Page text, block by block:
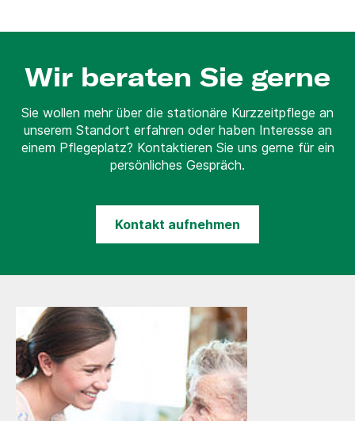
Wir beraten Sie gerne
Sie wollen mehr über die stationäre Kurzzeitpflege an
unserem Standort erfahren oder haben Interesse an
einem Pflegeplatz? Kontaktieren Sie uns gerne für ein
persönliches Gespräch.
Kontakt aufnehmen